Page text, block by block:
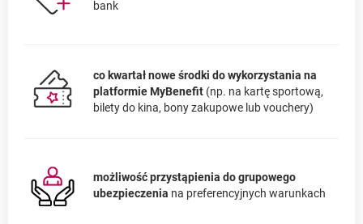
bank
co kwartał nowe środki do wykorzystania na
platformie MyBenefit (np. na kartę sportową,
bilety do kina, bony zakupowe lub vouchery)
możliwość przystąpienia do grupowego
ubezpieczenia na preferencyjnych warunkach